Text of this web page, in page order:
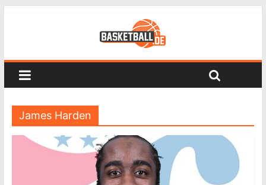
James Harden